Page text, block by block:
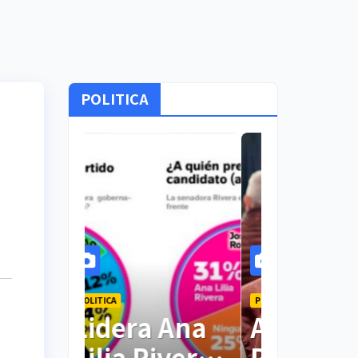
POLITICA
POLITICA
Lidera Ana